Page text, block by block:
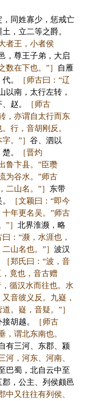
同姓寡少，惩戒亡
，立二等之爵。
者王，小者侯
，尊王子弟，大启
数在下也。”］
自雁
。
［师古曰：“辽
以南，太行左转，
赵。
［师古
，亦谓自太行而东
行，音胡刚反。
。”］ 谷、泗以
。
［晋灼
鲁卞县。”臣瓒
为谷水。”师古
二山名。”］ 东带
［文颖曰：“即今
年更名吴。”师古
］ 北界淮濒，略
曰：“濒，水涯也，
山名也。”］ 波汉
［郑氏曰：“波，音
竟也，音古赠
循汉水而往也。水
音彼义反。九嶷，
。嶷，音疑。”］
胡越。
［师古
，谓北东南也。
有三河、东郡、颍
河，河东、河南、
巴蜀，北自云中至
，公主、列侯颇邑
中又往往有列侯、